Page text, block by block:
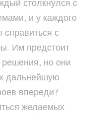
столкнулся с
и у каждого
с
Им предстоит
но они
дальнейшую
впереди?
желаемых